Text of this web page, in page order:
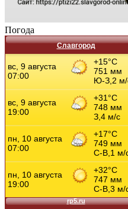
Погода
Славгород